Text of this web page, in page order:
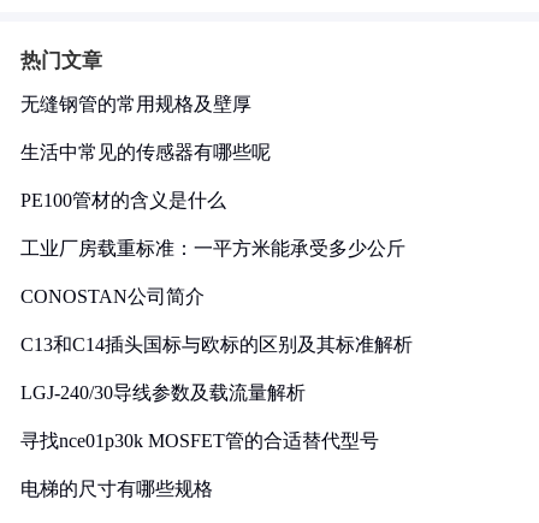
热门文章
无缝钢管的常用规格及壁厚
生活中常见的传感器有哪些呢
PE100管材的含义是什么
工业厂房载重标准：一平方米能承受多少公斤
CONOSTAN公司简介
C13和C14插头国标与欧标的区别及其标准解析
LGJ-240/30导线参数及载流量解析
寻找nce01p30k MOSFET管的合适替代型号
电梯的尺寸有哪些规格